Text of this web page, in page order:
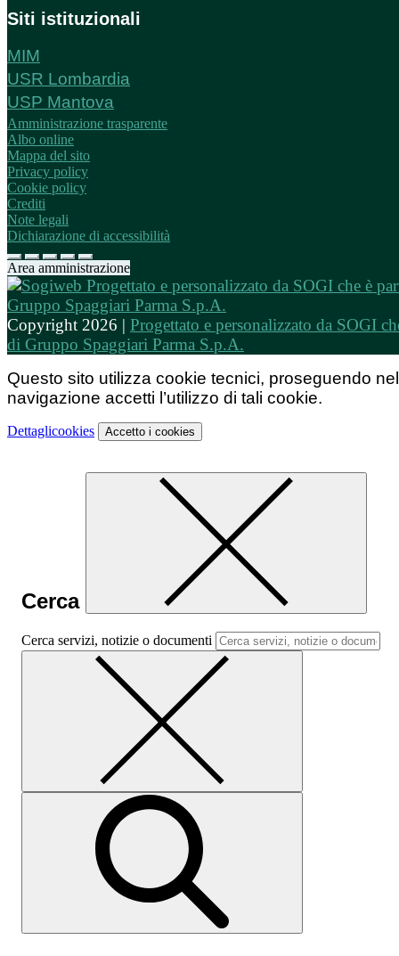
Siti istituzionali
MIM
USR Lombardia
USP Mantova
Amministrazione trasparente
Albo online
Mappa del sito
Privacy policy
Cookie policy
Crediti
Note legali
Dichiarazione di accessibilità
Area amministrazione
Copyright 2026 | Progettato e personalizzato da SOGI
di Gruppo Spaggiari Parma S.p.A.
Questo sito utilizza cookie tecnici, proseguendo
navigazione accetti l’utilizzo di tali cookie.
Dettaglicookies Accetto i cookies
Cerca
Cerca servizi, notizie o documenti